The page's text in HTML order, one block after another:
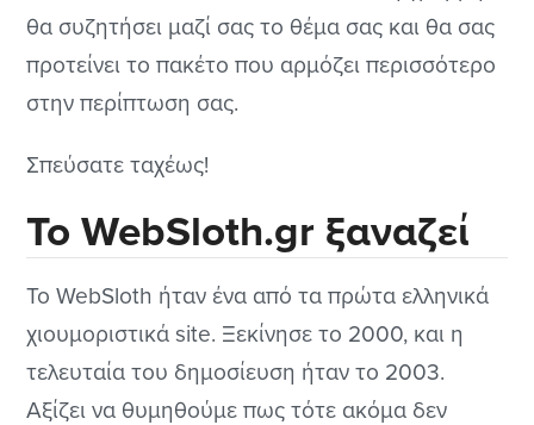
θα συζητήσει μαζί σας το θέμα σας και θα σας
προτείνει το πακέτο που αρμόζει περισσότερο
στην περίπτωση σας.
Σπεύσατε ταχέως!
Το WebSloth.gr ξαναζεί
Το WebSloth ήταν ένα από τα πρώτα ελληνικά
χιουμοριστικά site. Ξεκίνησε το 2000, και η
τελευταία του δημοσίευση ήταν το 2003.
Αξίζει να θυμηθούμε πως τότε ακόμα δεν